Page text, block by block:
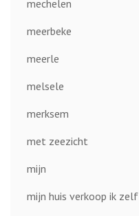
mechelen
meerbeke
meerle
melsele
merksem
met zeezicht
mijn
mijn huis verkoop ik zelf